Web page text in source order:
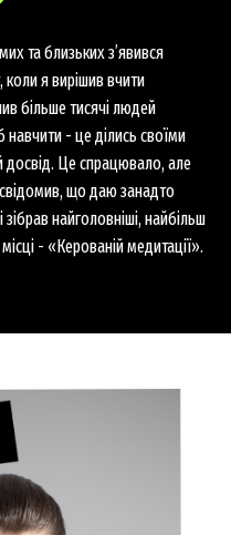
та близьких з’явився
коли я вирішив вчити
більше тисячі людей
- це ділись своїми
досвід. Це спрацювало, але
що даю занадто
найголовніші, найбільш
- «Керованій медитації».